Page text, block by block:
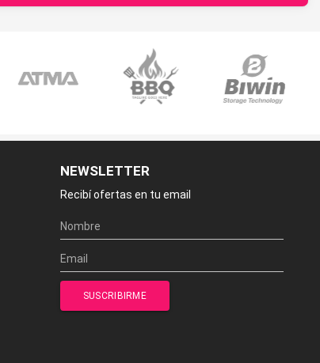
NEWSLETTER
Recibí ofertas en tu email